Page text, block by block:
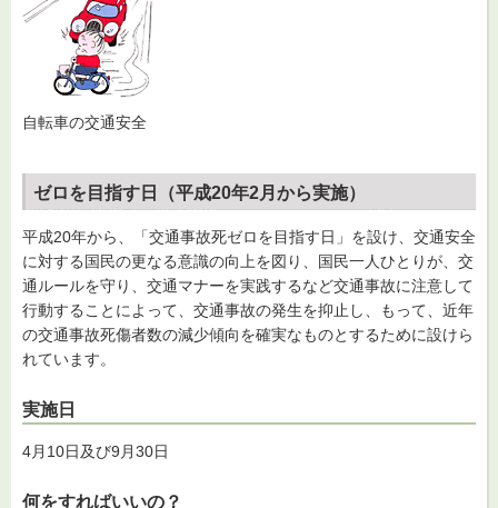
自転車の交通安全
ゼロを目指す日（平成20年2月から実施）
平成20年から、「交通事故死ゼロを目指す日」を設け、交通安全
に対する国民の更なる意識の向上を図り、国民一人ひとりが、交
通ルールを守り、交通マナーを実践するなど交通事故に注意して
行動することによって、交通事故の発生を抑止し、もって、近年
の交通事故死傷者数の減少傾向を確実なものとするために設けら
れています。
実施日
4月10日及び9月30日
何をすればいいの？